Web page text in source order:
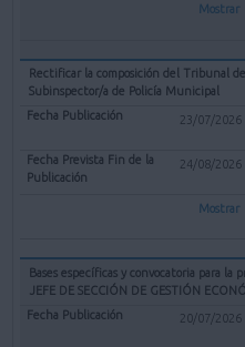
Mostrar
Rectificar la composición del Tribunal
Subinspector/a de Policía Municipal
23/07/2026
24/08/2026
Mostrar
Bases específicas y convocatoria para
JEFE DE SECCIÓN DE GESTIÓN
20/07/2026